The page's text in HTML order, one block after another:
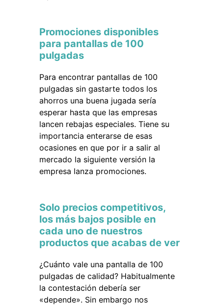
Promociones disponibles
para pantallas de 100
pulgadas
Para encontrar pantallas de 100
pulgadas sin gastarte todos los
ahorros una buena jugada sería
esperar hasta que las empresas
lancen rebajas especiales. Tiene su
importancia enterarse de esas
ocasiones en que por ir a salir al
mercado la siguiente versión la
empresa lanza promociones.
Solo precios competitivos,
los más bajos posible en
cada uno de nuestros
productos que acabas de ver
¿Cuánto vale una pantalla de 100
pulgadas de calidad? Habitualmente
la contestación debería ser
«depende». Sin embargo nos